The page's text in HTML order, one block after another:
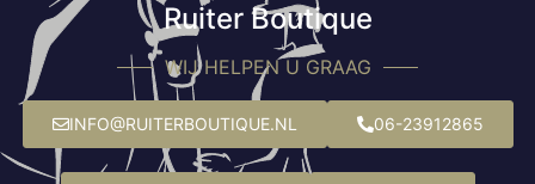
Ruiter Boutique
WIJ HELPEN U GRAAG
INFO@RUITERBOUTIQUE.NL 06-23912865